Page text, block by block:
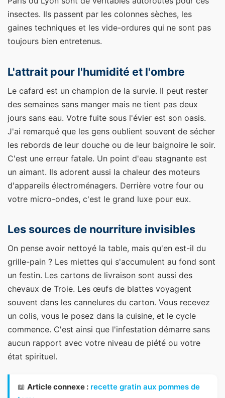
insectes. Ils passent par les colonnes sèches, les
gaines techniques et les vide-ordures qui ne sont pas
toujours bien entretenus.
L'attrait pour l'humidité et l'ombre
Le cafard est un champion de la survie. Il peut rester
des semaines sans manger mais ne tient pas deux
jours sans eau. Votre fuite sous l'évier est son oasis.
J'ai remarqué que les gens oublient souvent de sécher
les rebords de leur douche ou de leur baignoire le soir.
C'est une erreur fatale. Un point d'eau stagnante est
un aimant. Ils adorent aussi la chaleur des moteurs
d'appareils électroménagers. Derrière votre four ou
votre micro-ondes, c'est le grand luxe pour eux.
Les sources de nourriture invisibles
On pense avoir nettoyé la table, mais qu'en est-il du
grille-pain ? Les miettes qui s'accumulent au fond sont
un festin. Les cartons de livraison sont aussi des
chevaux de Troie. Les œufs de blattes voyagent
souvent dans les cannelures du carton. Vous recevez
un colis, vous le posez dans la cuisine, et le cycle
commence. C'est ainsi que l'infestation démarre sans
aucun rapport avec votre niveau de piété ou votre
état spirituel.
📖 Article connexe : recette gratin aux pommes de